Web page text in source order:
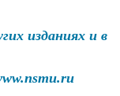
изданиях и в